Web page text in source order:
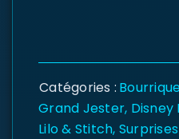
Catégories :
Grand Jester, Disney
Lilo & Stitch,